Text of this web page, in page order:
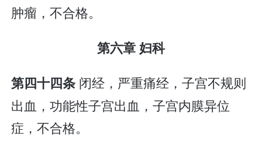
肿瘤，不合格。
第六章 妇科
第四十四条 闭经，严重痛经，子宫不规则
出血，功能性子宫出血，子宫内膜异位
症，不合格。